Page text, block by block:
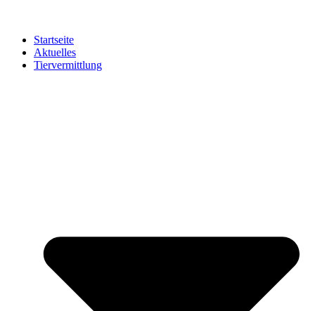
Startseite
Aktuelles
Tiervermittlung